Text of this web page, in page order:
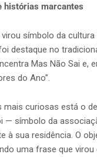
histórias marcantes
símbolo da
destaque no
Mas Não Sai e,
do Ano”.
mais curiosas está o
— símbolo da
à sua residência. O
uma frase que virou